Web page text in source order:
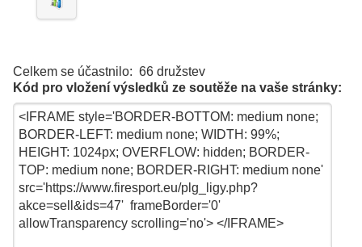
Celkem se účastnilo: 66 družstev
Kód pro vložení výsledků ze soutěže na vaše stránky: